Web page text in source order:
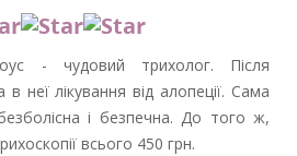
- чудовий трихолог. Після
в неї лікування від алопеції. Сама
і безпечна. До того ж,
всього 450 грн.